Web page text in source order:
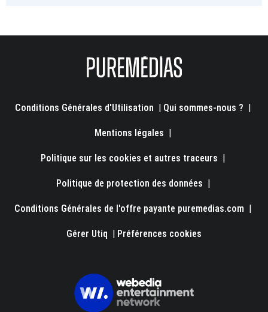
Conditions Générales d'Utilisation | Qui sommes-nous ? |
Mentions légales |
Politique sur les cookies et autres traceurs |
Politique de protection des données |
Conditions Générales de l'offre payante puremedias.com |
Gérer Utiq | Préférences cookies